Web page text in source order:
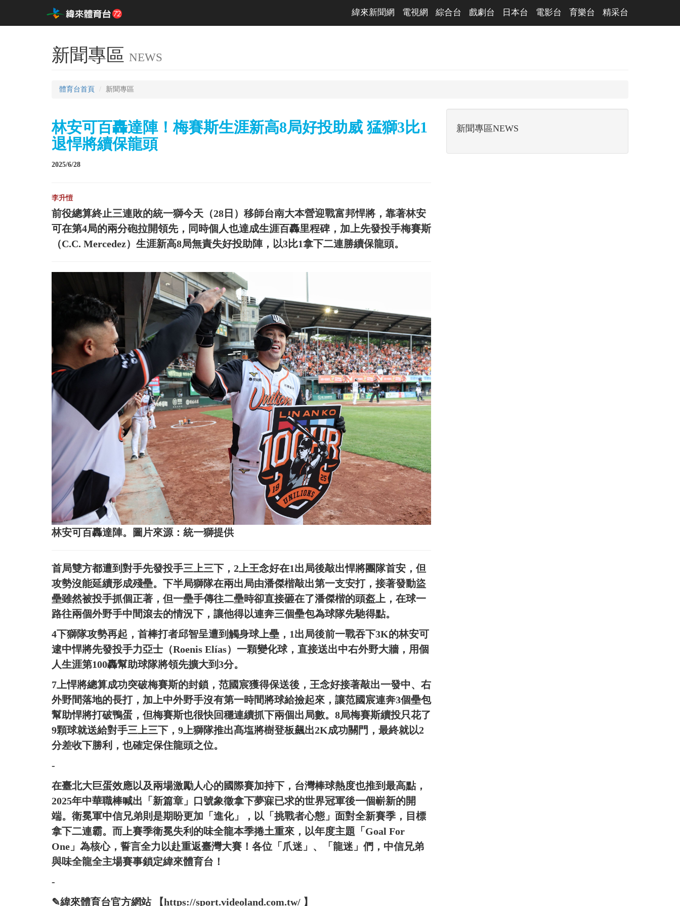
緯來新聞網 電視網 綜合台 戲劇台 日本台 電影台 育樂台 精采台
新聞專區 NEWS
體育台首頁 新聞專區
林安可百轟達陣！梅賽斯生涯新高8局好投助威 猛獅3比1
退悍將續保龍頭
2025/6/28
李升愷
前役總算終止三連敗的統一獅今天（28日）移師台南大本營迎戰富邦悍將，靠著林安
可在第4局的兩分砲拉開領先，同時個人也達成生涯百轟里程碑，加上先發投手梅賽斯
（C.C. Mercedez）生涯新高8局無責失好投助陣，以3比1拿下二連勝續保龍頭。
林安可百轟達陣。圖片來源：統一獅提供
首局雙方都遭到對手先發投手三上三下，2上王念好在1出局後敲出悍將團隊首安，但
攻勢沒能延續形成殘壘。下半局獅隊在兩出局由潘傑楷敲出第一支安打，接著發動盜
壘雖然被投手抓個正著，但一壘手傳往二壘時卻直接砸在了潘傑楷的頭盔上，在球一
路往兩個外野手中間滾去的情況下，讓他得以連奔三個壘包為球隊先馳得點。
4下獅隊攻勢再起，首棒打者邱智呈遭到觸身球上壘，1出局後前一戰吞下3K的林安可
逮中悍將先發投手力亞士（Roenis Elías）一顆變化球，直接送出中右外野大牆，用個
人生涯第100轟幫助球隊將領先擴大到3分。
7上悍將總算成功突破梅賽斯的封鎖，范國宸獲得保送後，王念好接著敲出一發中、右
外野間落地的長打，加上中外野手沒有第一時間將球給撿起來，讓范國宸連奔3個壘包
幫助悍將打破鴨蛋，但梅賽斯也很快回穩連續抓下兩個出局數。8局梅賽斯續投只花了
9顆球就送給對手三上三下，9上獅隊推出髙塩將樹登板飆出2K成功關門，最終就以2
分差收下勝利，也確定保住龍頭之位。
-
在臺北大巨蛋效應以及兩場激勵人心的國際賽加持下，台灣棒球熱度也推到最高點，
2025年中華職棒喊出「新篇章」口號象徵拿下夢寐已求的世界冠軍後一個嶄新的開
端。衛冕軍中信兄弟則是期盼更加「進化」，以「挑戰者心態」面對全新賽季，目標
拿下二連霸。而上賽季衛冕失利的味全龍本季捲土重來，以年度主題「Goal For
One」為核心，誓言全力以赴重返臺灣大賽！各位「爪迷」、「龍迷」們，中信兄弟
與味全龍全主場賽事鎖定緯來體育台！
-
✎緯來體育台官方網站 【https://sport.videoland.com.tw/ 】
新聞專區NEWS